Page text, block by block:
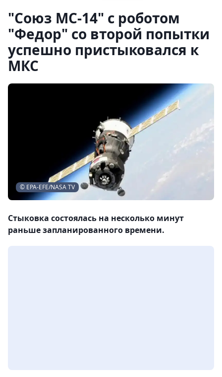
"Союз МС-14" с роботом
"Федор" со второй попытки
успешно пристыковался к
МКС
© EPA-EFE/NASA TV
Стыковка состоялась на несколько минут
раньше запланированного времени.